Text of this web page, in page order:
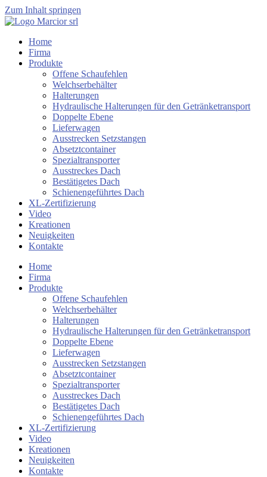
Zum Inhalt springen
Home
Firma
Produkte
Offene Schaufehlen
Welchserbehälter
Halterungen
Hydraulische Halterungen für den Getränketransport
Doppelte Ebene
Lieferwagen
Ausstrecken Setzstangen
Absetztcontainer
Spezialtransporter
Ausstreckes Dach
Bestätigetes Dach
Schienengeführtes Dach
XL-Zertifizierung
Video
Kreationen
Neuigkeiten
Kontakte
Home
Firma
Produkte
Offene Schaufehlen
Welchserbehälter
Halterungen
Hydraulische Halterungen für den Getränketransport
Doppelte Ebene
Lieferwagen
Ausstrecken Setzstangen
Absetztcontainer
Spezialtransporter
Ausstreckes Dach
Bestätigetes Dach
Schienengeführtes Dach
XL-Zertifizierung
Video
Kreationen
Neuigkeiten
Kontakte